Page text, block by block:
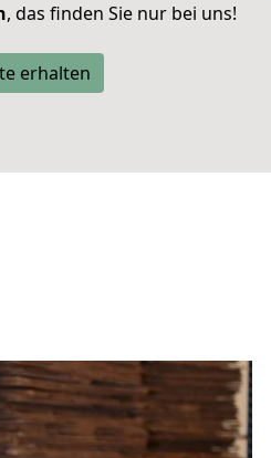
, das finden Sie nur bei uns!
erhalten